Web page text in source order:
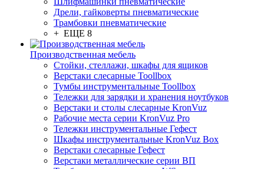
Дрели, гайковерты пневматические
Трамбовки пневматические
+ ЕЩЕ 8
Производственная мебель
Стойки, стеллажи, шкафы для ящиков
Верстаки слесарные Toollbox
Тумбы инструментальные Toollbox
Тележки для зарядки и хранения ноутбуков
Верстаки и столы слесарные KronVuz
Рабочие места серии KronVuz Pro
Тележки инструментальные Гефест
Шкафы инструментальные KronVuz Box
Верстаки слесарные Гефест
Верстаки металлические серии ВП